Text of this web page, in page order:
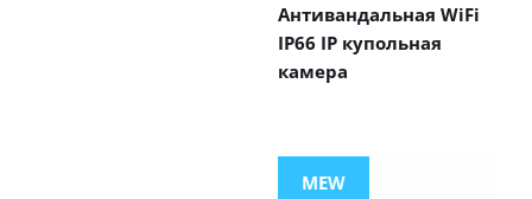
Антивандальная WiFi
IP66 IP купольная
камера
MEW